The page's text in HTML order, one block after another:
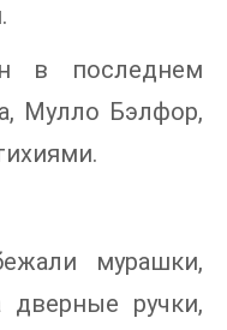
в последнем
Мулло Бэлфор,
мурашки,
дверные ручки,